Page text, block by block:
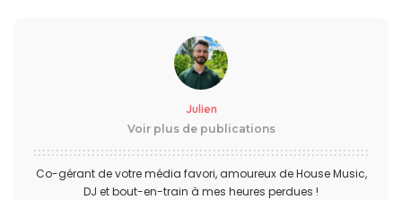
Julien
Voir plus de publications
Co-gérant de votre média favori, amoureux de House Music,
DJ et bout-en-train à mes heures perdues !